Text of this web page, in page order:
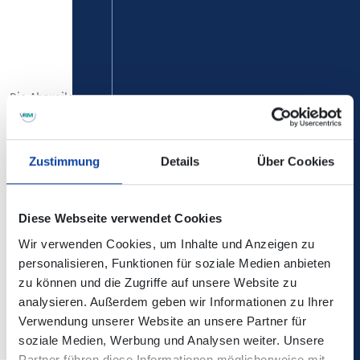
Zustimmung Details Über Cookies
Diese Webseite verwendet Cookies
Wir verwenden Cookies, um Inhalte und Anzeigen zu
personalisieren, Funktionen für soziale Medien anbieten
zu können und die Zugriffe auf unsere Website zu
analysieren. Außerdem geben wir Informationen zu Ihrer
Verwendung unserer Website an unsere Partner für
soziale Medien, Werbung und Analysen weiter. Unsere
Die Ahrweiler Landrätin Cornelia Weigand und der Euskirchener
Landrat Markus Ramers stellten das neue „Linienbündel
Hocheifel ab 01.08.2024 hat der Kreis Euskirchen
Zurück